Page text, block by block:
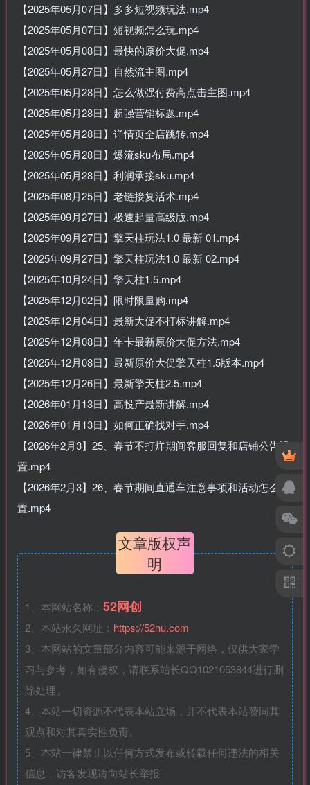
【2025年05月07日】多多短视频玩法.mp4
【2025年05月07日】短视频怎么玩.mp4
【2025年05月08日】最快的原价大促.mp4
【2025年05月27日】自然流主图.mp4
【2025年05月28日】怎么做强付费高点击主图.mp4
【2025年05月28日】超强营销标题.mp4
【2025年05月28日】详情页全店跳转.mp4
【2025年05月28日】爆流sku布局.mp4
【2025年05月28日】利润承接sku.mp4
【2025年08月25日】老链接复活术.mp4
【2025年09月27日】极速起量高级版.mp4
【2025年09月27日】擎天柱玩法1.0 最新 01.mp4
【2025年09月27日】擎天柱玩法1.0 最新 02.mp4
【2025年10月24日】擎天柱1.5.mp4
【2025年12月02日】限时限量购.mp4
【2025年12月04日】最新大促不打标讲解.mp4
【2025年12月08日】年卡最新原价大促方法.mp4
【2025年12月08日】最新原价大促擎天柱1.5版本.mp4
【2025年12月26日】最新擎天柱2.5.mp4
【2026年01月13日】高投产最新讲解.mp4
【2026年01月13日】如何正确找对手.mp4
【2026年2月3】25、春节不打烊期间客服回复和店铺公告设
置.mp4
【2026年2月3】26、春节期间直通车注意事项和活动怎么设
置.mp4
文章版权声
明
1、本网站名称： 52网创
2、本站永久网址： https://52nu.com
3、本网站的文章部分内容可能来源于网络，仅供大家学
习与参考，如有侵权，请联系站长QQ1021053844进行删
除处理。
4、本站一切资源不代表本站立场，并不代表本站赞同其
观点和对其真实性负责。
5、本站一律禁止以任何方式发布或转载任何违法的相关
信息，访客发现请向站长举报